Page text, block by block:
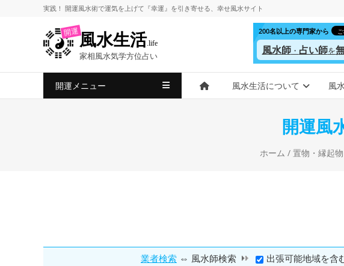
ス
実践！ 開運風水術で運気を上げて 『幸運』を引き寄せる、 幸せ風水サイト
開運風水生活.life
家相風水気学方位占い
200名以上の専門家から
風水師・ 占い師を
開運メニュー 風水生活について 風
開運風
ホーム / 置物・縁起物
業者検索 ⇔ 風水師検索 出張可能地域を含